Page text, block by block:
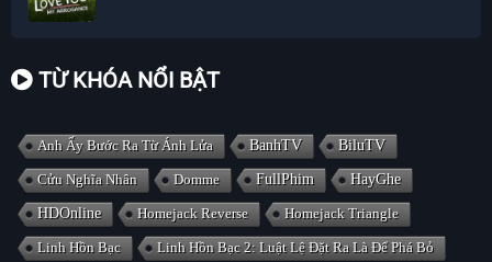
TỪ KHÓA NỔI BẬT
Anh Ấy Bước Ra Từ Ánh Lửa BanhTV BiluTV
Cửu Nghĩa Nhân Domme FullPhim HayGhe
HDOnline Homejack Reverse Homejack Triangle
Linh Hồn Bạc Linh Hồn Bạc 2: Luật Lệ Đặt Ra Là Để Phá Bỏ